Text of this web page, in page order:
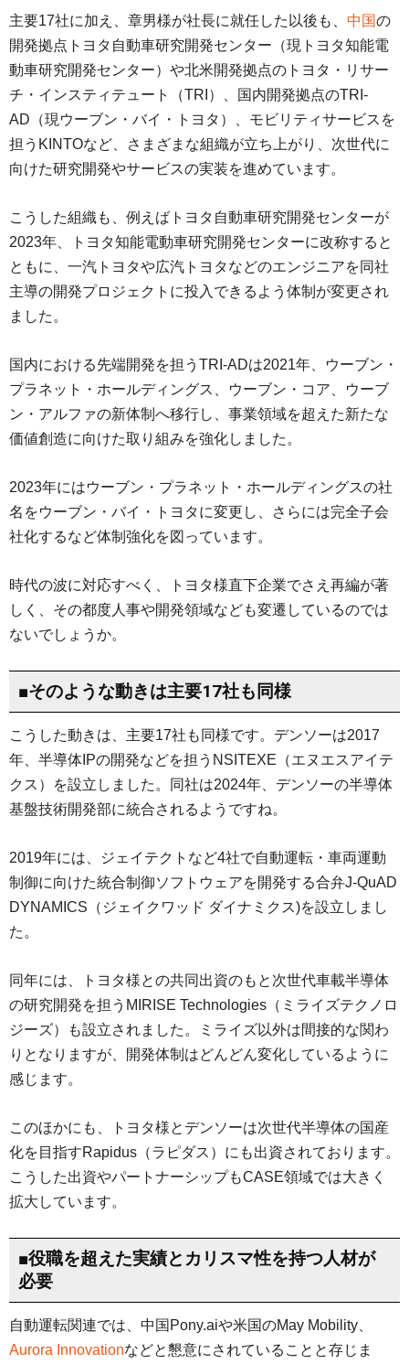
主要17社に加え、章男様が社長に就任した以後も、 中国の
開発拠点トヨタ自動車研究開発センター（現トヨタ知能電
動車研究開発センター）や北米開発拠点のトヨタ・リサー
チ・インスティテュート（TRI）、国内開発拠点のTRI-
AD（現ウーブン・バイ・トヨタ）、モビリティサービスを
担うKINTOなど、さまざまな組織が立ち上がり、次世代に
向けた研究開発やサービスの実装を進めています。
こうした組織も、例えばトヨタ自動車研究開発センターが
2023年、トヨタ知能電動車研究開発センターに改称すると
ともに、一汽トヨタや広汽トヨタなどのエンジニアを同社
主導の開発プロジェクトに投入できるよう体制が変更され
ました。
国内における先端開発を担うTRI-ADは2021年、ウーブン・
プラネット・ホールディングス、ウーブン・コア、ウーブ
ン・アルファの新体制へ移行し、事業領域を超えた新たな
価値創造に向けた取り組みを強化しました。
2023年にはウーブン・プラネット・ホールディングスの社
名をウーブン・バイ・トヨタに変更し、さらには完全子会
社化するなど体制強化を図っています。
時代の波に対応すべく、トヨタ様直下企業でさえ再編が著
しく、その都度人事や開発領域なども変遷しているのでは
ないでしょうか。
■そのような動きは主要17社も同様
こうした動きは、主要17社も同様です。デンソーは2017
年、半導体IPの開発などを担うNSITEXE（エヌエスアイテ
クス）を設立しました。同社は2024年、デンソーの半導体
基盤技術開発部に統合されるようですね。
2019年には、ジェイテクトなど4社で自動運転・車両運動
制御に向けた統合制御ソフトウェアを開発する合弁J-QuAD
DYNAMICS（ジェイクワッド ダイナミクス)を設立しまし
た。
同年には、トヨタ様との共同出資のもと次世代車載半導体
の研究開発を担うMIRISE Technologies（ミライズテクノロ
ジーズ）も設立されました。ミライズ以外は間接的な関わ
りとなりますが、開発体制はどんどん変化しているように
感じます。
このほかにも、トヨタ様とデンソーは次世代半導体の国産
化を目指すRapidus（ラピダス）にも出資されております。
こうした出資やパートナーシップもCASE領域では大きく
拡大しています。
■役職を超えた実績とカリスマ性を持つ人材が
必要
自動運転関連では、中国Pony.aiや米国のMay Mobility、
Aurora Innovationなどと懇意にされていることと存じま